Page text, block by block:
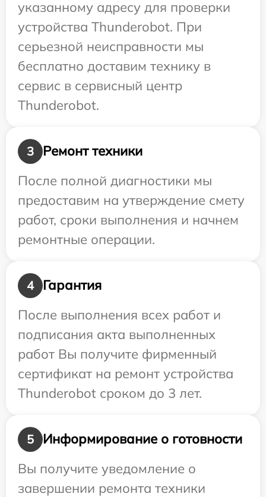
указанному адресу для проверки
устройства Thunderobot. При
серьезной неисправности мы
бесплатно доставим технику в
сервис в сервисный центр
Thunderobot.
3
Ремонт техники
После полной диагностики мы
предоставим на утверждение смету
работ, сроки выполнения и начнем
ремонтные операции.
4
Гарантия
После выполнения всех работ и
подписания акта выполненных
работ Вы получите фирменный
сертификат на ремонт устройства
Thunderobot сроком до 3 лет.
5
Информирование о готовности
Вы получите уведомление о
завершении ремонта техники